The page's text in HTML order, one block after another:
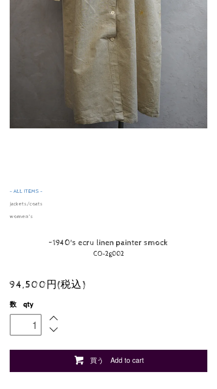
- ALL ITEMS -
jackets/coats
women's
~1940's ecru linen painter smock
CO-2g002
94,500円(税込)
数 qty
買う Add to cart